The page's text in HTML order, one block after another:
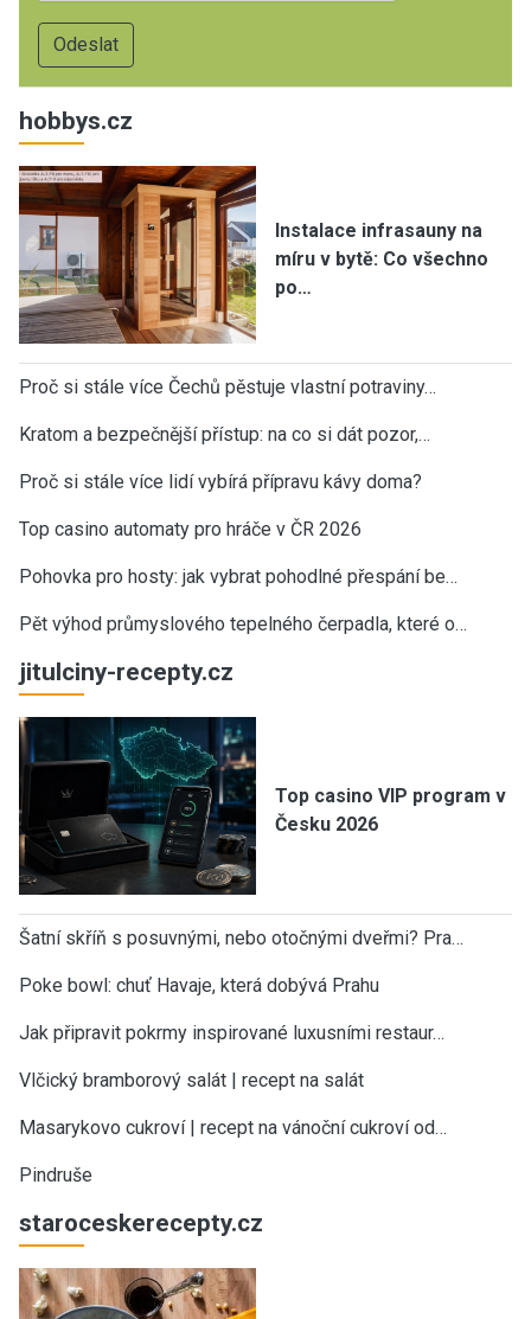
hobbys.cz
Instalace infrasauny na
míru v bytě: Co všechno
po…
Proč si stále více Čechů pěstuje vlastní potraviny…
Kratom a bezpečnější přístup: na co si dát pozor,…
Proč si stále více lidí vybírá přípravu kávy doma?
Top casino automaty pro hráče v ČR 2026
Pohovka pro hosty: jak vybrat pohodlné přespání be…
Pět výhod průmyslového tepelného čerpadla, které o…
jitulciny-recepty.cz
Top casino VIP program v
Česku 2026
Šatní skříň s posuvnými, nebo otočnými dveřmi? Pra…
Poke bowl: chuť Havaje, která dobývá Prahu
Jak připravit pokrmy inspirované luxusními restaur…
Vlčický bramborový salát | recept na salát
Masarykovo cukroví | recept na vánoční cukroví od…
Pindruše
staroceskerecepty.cz